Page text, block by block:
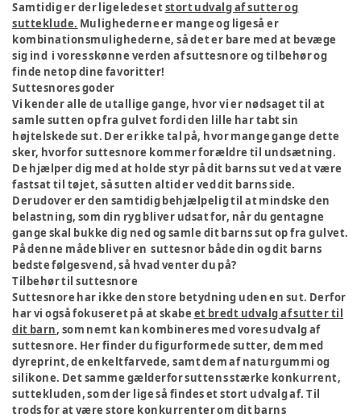
Samtidig er der ligeledes etstort udvalg af sutter og
sutteklude. Mulighederne er mange og ligeså er
kombinationsmulighederne, så det er bare med at bevæge
sig ind i vores skønne verden af suttesnore og tilbehør og
finde netop dine favoritter!
Suttesnores goder
Vi kender alle de utallige gange, hvor vi er nødsaget til at
samle sutten op fra gulvet fordi den lille har tabt sin
højtelskede sut. Der er ikke tal på, hvor mange gange dette
sker, hvorfor suttesnore kommer forældre til undsætning.
De hjælper dig med at holde styr på dit barns sut ved at være
fastsat til tøjet, så sutten altid er ved dit barns side.
Derudover er den samtidig behjælpelig til at mindske den
belastning, som din ryg bliver udsat for, når du gentagne
gange skal bukke dig ned og samle dit barns sut op fra gulvet.
På denne måde bliver en suttesnor både din og dit barns
bedste følgesvend, så hvad venter du på?
Tilbehør til suttesnore
Suttesnore har ikke den store betydning uden en sut. Derfor
har vi også fokuseret på at skabe et bredt udvalg af sutter til
dit barn, som nemt kan kombineres med vores udvalg af
suttesnore. Her finder du figurformede sutter, dem med
dyreprint, de enkeltfarvede, samt dem af naturgummi og
silikone. Det samme gælderfor suttens stærke konkurrent,
suttekluden, som der lige så findes et stort udvalg af. Til
trods for at være store konkurrenter om dit barns